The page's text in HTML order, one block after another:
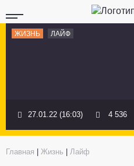
ЖИЗНЬ ЛАЙФ
27.01.22 (16:03) 4 536
Главная Жизнь Лайф